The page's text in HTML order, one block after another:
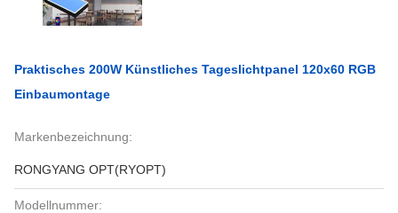
Praktisches 200W Künstliches Tageslichtpanel 120x60 RGB
Einbaumontage
Markenbezeichnung:
RONGYANG OPT(RYOPT)
Modellnummer: